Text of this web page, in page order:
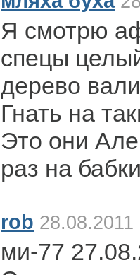
Я смотрю
спецы
дерево
Гнать на
Это они
раз на
rob 28.08.2011
ми-77